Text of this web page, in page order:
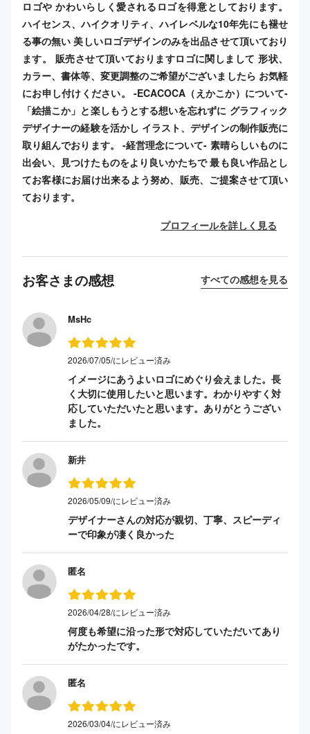
ロゴや かわいらしく愛されるロゴを得意としております。
ハイセンス、ハイクオリティ、ハイレベルな10年先にも褪せ
る事の無い 美しいロゴデザインのみを出品させて頂いており
ます。 販売させて頂いておりますロゴに関しまして 形状、
カラー、書体等、変更調整のご希望がございましたら お気軽
にお申し付けください。 -ECACOCA（えかこか）について-
「絵描こか」と楽しもうとする想いを忘れずに グラフィック
デザイナーの経験を活かし イラスト、デザインの制作販売に
取り組んでおります。 -経営理念について- 素晴らしいものに
出会い、見つけたものをより良いかたちで 最も良い作品とし
てお客様にお届け出来るよう努め、販売、ご提案させて頂い
ております。
プロフィールを詳しく見る
お客さまの感想 すべての感想を見る
MsHc
2026/07/05/にレビュー済み
イメージにあうよいロゴにめぐり会えました。長
く大切に使用したいと思います。わかりやすく対
応していただいたと思います。ありがとうござい
ました。
新井
2026/05/09/にレビュー済み
デザイナーさんの対応が親切、丁寧、スピーディ
ーで印象が凄く良かった
匿名
2026/04/28/にレビュー済み
何度も希望に沿った形で対応していただいてあり
がたかったです。
匿名
2026/03/04/にレビュー済み